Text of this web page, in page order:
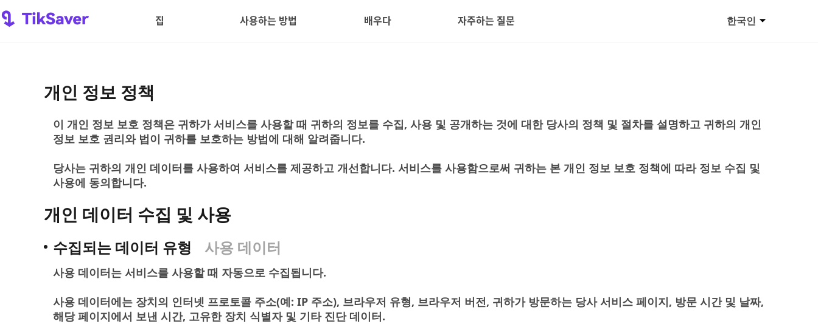
집 사용하는 방법 배우다 자주하는 질문 한국인
개인 정보 정책
이 개인 정보 보호 정책은 귀하가 서비스를 사용할 때 귀하의 정보를 수집, 사용 및 공개하는 것에 대한 당사의 정책 및 절차를 설명하고 귀하의 개인
정보 보호 권리와 법이 귀하를 보호하는 방법에 대해 알려줍니다.
당사는 귀하의 개인 데이터를 사용하여 서비스를 제공하고 개선합니다. 서비스를 사용함으로써 귀하는 본 개인 정보 보호 정책에 따라 정보 수집 및
사용에 동의합니다.
개인 데이터 수집 및 사용
수집되는 데이터 유형 사용 데이터
사용 데이터는 서비스를 사용할 때 자동으로 수집됩니다.
사용 데이터에는 장치의 인터넷 프로토콜 주소(예: IP 주소), 브라우저 유형, 브라우저 버전, 귀하가 방문하는 당사 서비스 페이지, 방문 시간 및 날짜,
해당 페이지에서 보낸 시간, 고유한 장치 식별자 및 기타 진단 데이터.